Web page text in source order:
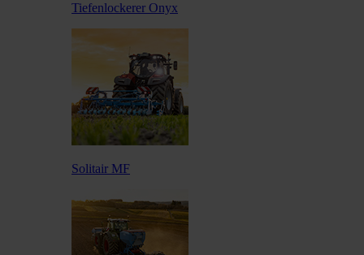
Tiefenlockerer Onyx
Solitair MF